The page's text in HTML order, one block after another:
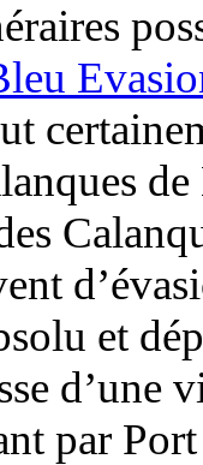
et
d’une
par